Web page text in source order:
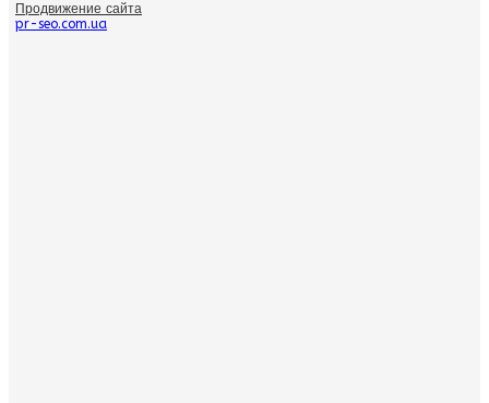
Продвижение сайта
pr-seo.com.ua